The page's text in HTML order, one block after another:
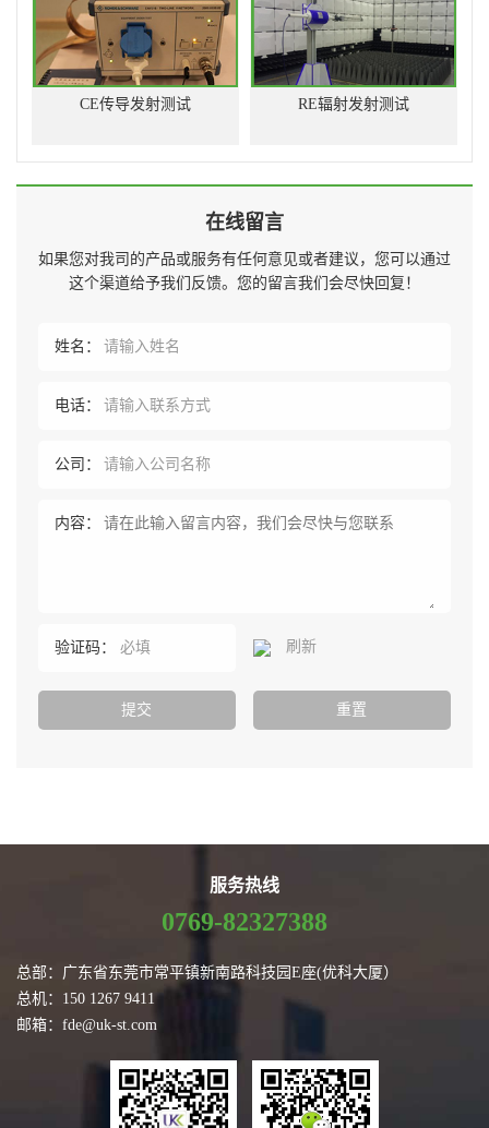
CE传导发射测试 RE辐射发射测试
在线留言
如果您对我司的产品或服务有任何意见或者建议，您可以通过
这个渠道给予我们反馈。您的留言我们会尽快回复！
姓名：
电话：
公司：
内容：
验证码： 刷新
服务热线
0769-82327388
总部：广东省东莞市常平镇新南路科技园E座(优科大厦）
总机：150 1267 9411
邮箱：fde@uk-st.com